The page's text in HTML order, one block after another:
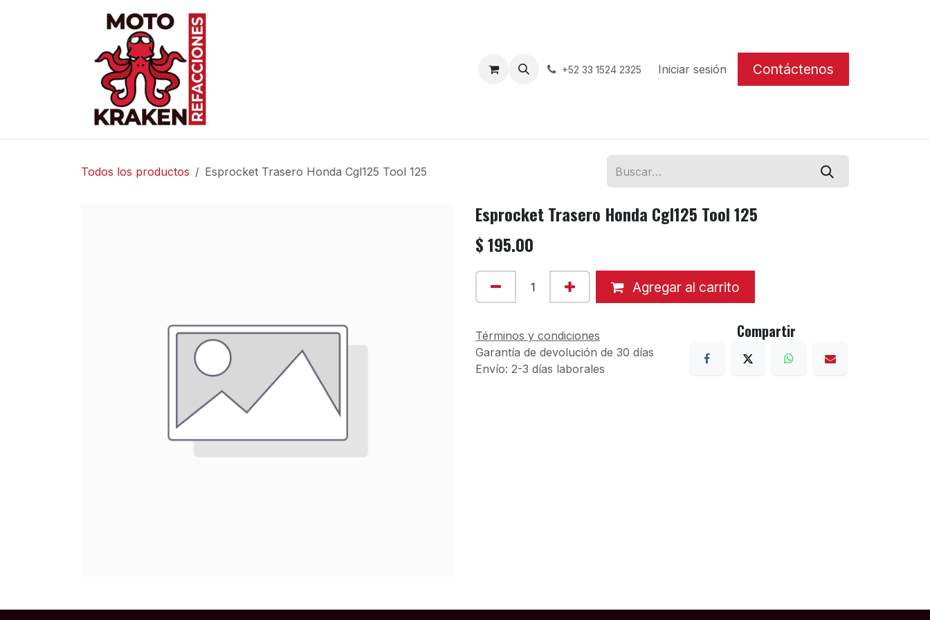
Contáctenos+52 33 1524 2325 Iniciar sesión Contáctenos
Todos los productos Esprocket Trasero Honda Cgl125 Tool 125
Esprocket Trasero Honda Cgl125 Tool 125
$195.00
Agregar al carrito
Términos y condiciones
Garantía de devolución de 30 días
Envío: 2-3 días laborales
Compartir